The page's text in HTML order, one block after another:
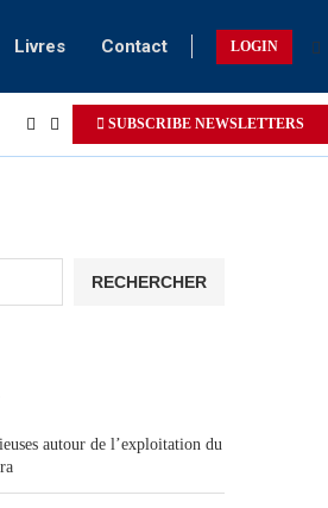
Livres Contact LOGIN
SUBSCRIBE NEWSLETTERS
RECHERCHER
autour de l’exploitation du